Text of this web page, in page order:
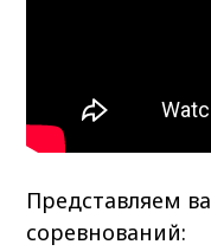
Представляем
соревнований: